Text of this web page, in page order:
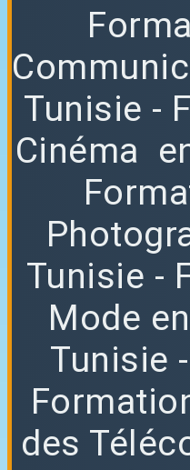
Tunisie -
Cinéma
Tunisie -
Mode
Tunisie
des